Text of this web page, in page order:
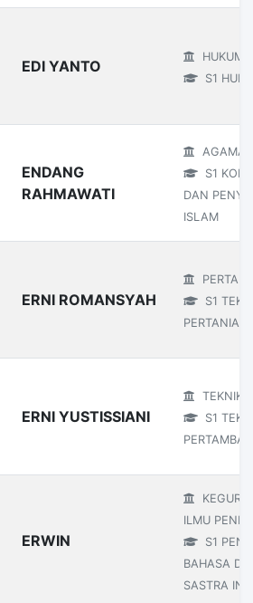
EDI YANTO
HUKUM
S1
ENDANG
RAHMAWATI
AGAMA
S1
DAN
ISLAM
ERNI ROMANSYAH
S1
PERTANIAN
ERNI YUSTISSIANI
TEKNIK
S1
ERWIN
ILMU
S1
BAHASA
SASTRA